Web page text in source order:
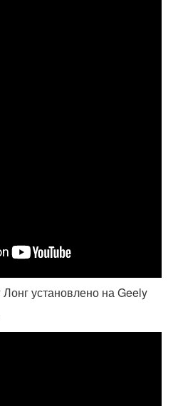
установлено на Geely